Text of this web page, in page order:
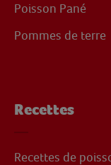
Poisson Pané
Pommes de terre
Recettes
Recettes de